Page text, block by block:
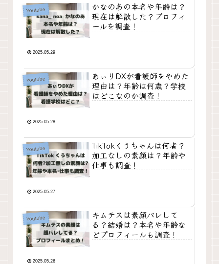
Youtube
かなのあの本名や年齢は？
現在は解散した？プロフィ
ールを調査！
2025.05.29
Youtube
あぃりDXが看護師をやめた
理由は？年齢は何歳？学校
はどこなのか調査！
2025.05.28
Youtube
TikTokくうちゃんは何者？
加工なしの素顔は？年齢や
仕事も調査！
2025.05.27
Youtube
キムテスは素顔バレして
る？結婚は？本名や年齢な
どプロフィールも調査！
2025.05.26